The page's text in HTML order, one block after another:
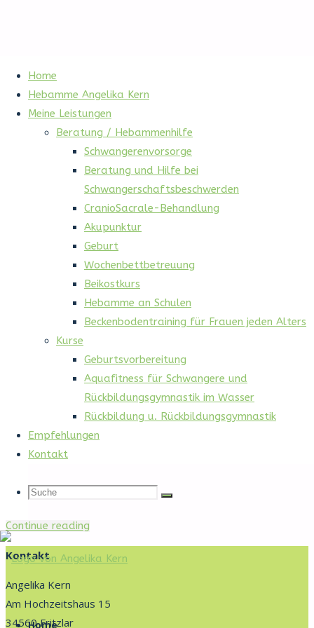
Home
Hebamme Angelika Kern
Meine Leistungen
Beratung / Hebammenhilfe
Schwangerenvorsorge
Beratung und Hilfe bei
Schwangerschaftsbeschwerden
CranioSacrale-Behandlung
Akupunktur
Geburt
Wochenbettbetreuung
Beikostkurs
Hebamme an Schulen
Beckenbodentraining für Frauen jeden Alters
Kurse
Geburtsvorbereitung
Aquafitness für Schwangere und
Rückbildungsgymnastik im Wasser
Rückbildung u. Rückbildungsgymnastik
Empfehlungen
Kontakt
Suche
Suche
nach:
Suche
Bauchgefühl
Fritzlar
Zum
InhaltHome
Schlagwort:Webseiten
Empfehlungen
Bücher die Sie interessieren könnten.
Continue reading
Kontakt
Angelika Kern
Am Hochzeitshaus 15
34560 Fritzlar